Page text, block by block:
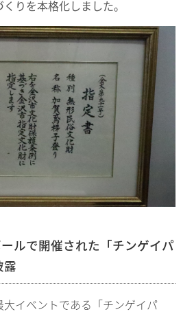
りを本格化しました。
ルで開催された「チンゲイパ
露
大イベントである「チンゲイパ